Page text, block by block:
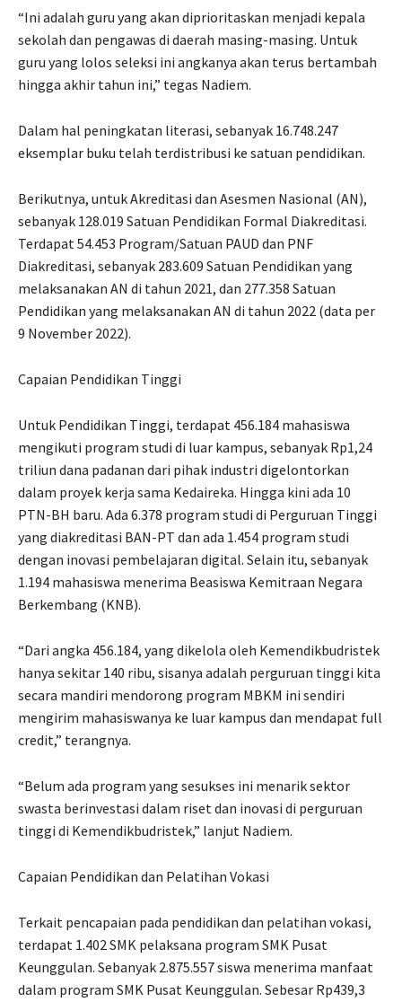
“Ini adalah guru yang akan diprioritaskan menjadi kepala
sekolah dan pengawas di daerah masing-masing. Untuk
guru yang lolos seleksi ini angkanya akan terus bertambah
hingga akhir tahun ini,” tegas Nadiem.
Dalam hal peningkatan literasi, sebanyak 16.748.247
eksemplar buku telah terdistribusi ke satuan pendidikan.
Berikutnya, untuk Akreditasi dan Asesmen Nasional (AN),
sebanyak 128.019 Satuan Pendidikan Formal Diakreditasi.
Terdapat 54.453 Program/Satuan PAUD dan PNF
Diakreditasi, sebanyak 283.609 Satuan Pendidikan yang
melaksanakan AN di tahun 2021, dan 277.358 Satuan
Pendidikan yang melaksanakan AN di tahun 2022 (data per
9 November 2022).
Capaian Pendidikan Tinggi
Untuk Pendidikan Tinggi, terdapat 456.184 mahasiswa
mengikuti program studi di luar kampus, sebanyak Rp1,24
triliun dana padanan dari pihak industri digelontorkan
dalam proyek kerja sama Kedaireka. Hingga kini ada 10
PTN-BH baru. Ada 6.378 program studi di Perguruan Tinggi
yang diakreditasi BAN-PT dan ada 1.454 program studi
dengan inovasi pembelajaran digital. Selain itu, sebanyak
1.194 mahasiswa menerima Beasiswa Kemitraan Negara
Berkembang (KNB).
“Dari angka 456.184, yang dikelola oleh Kemendikbudristek
hanya sekitar 140 ribu, sisanya adalah perguruan tinggi kita
secara mandiri mendorong program MBKM ini sendiri
mengirim mahasiswanya ke luar kampus dan mendapat full
credit,” terangnya.
“Belum ada program yang sesukses ini menarik sektor
swasta berinvestasi dalam riset dan inovasi di perguruan
tinggi di Kemendikbudristek,” lanjut Nadiem.
Capaian Pendidikan dan Pelatihan Vokasi
Terkait pencapaian pada pendidikan dan pelatihan vokasi,
terdapat 1.402 SMK pelaksana program SMK Pusat
Keunggulan. Sebanyak 2.875.557 siswa menerima manfaat
dalam program SMK Pusat Keunggulan. Sebesar Rp439,3